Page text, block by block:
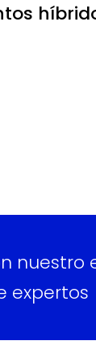
nuestro
expertos